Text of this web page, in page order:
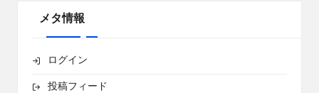
メタ情報
ログイン
投稿フィード